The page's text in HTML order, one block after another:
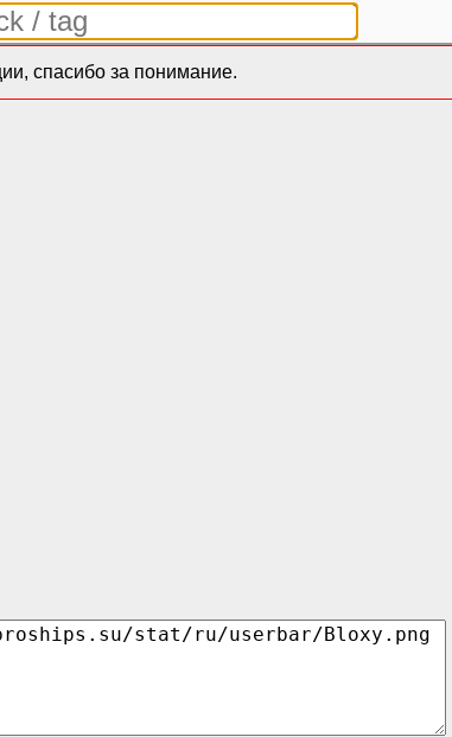
спасибо за понимание.